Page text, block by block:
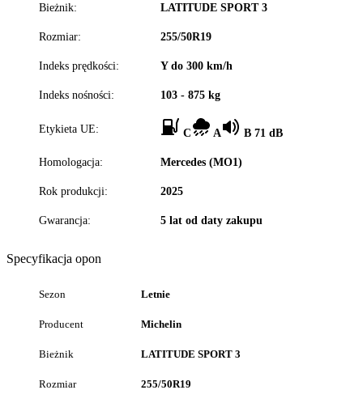
Bieżnik: LATITUDE SPORT 3
Rozmiar: 255/50R19
Indeks prędkości: Y do 300 km/h
Indeks nośności: 103 - 875 kg
Etykieta UE: C A B 71 dB
Homologacja: Mercedes (MO1)
Rok produkcji: 2025
Gwarancja: 5 lat od daty zakupu
Specyfikacja opon
Sezon Letnie
Producent Michelin
Bieżnik LATITUDE SPORT 3
Rozmiar 255/50R19